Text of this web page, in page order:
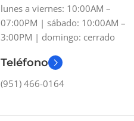
lunes a viernes: 10:00AM –
07:00PM | sábado: 10:00AM –
3:00PM | domingo: cerrado
Teléfono
(951) 466-0164